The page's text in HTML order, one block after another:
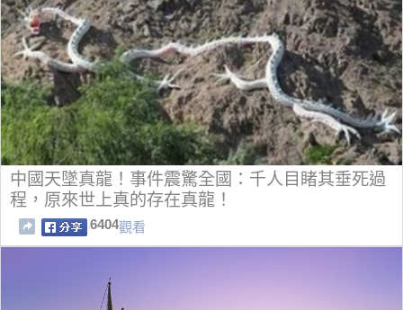
中國天墜真龍！事件震驚全國：千人目睹其垂死過
程，原來世上真的存在真龍！
6404觀看